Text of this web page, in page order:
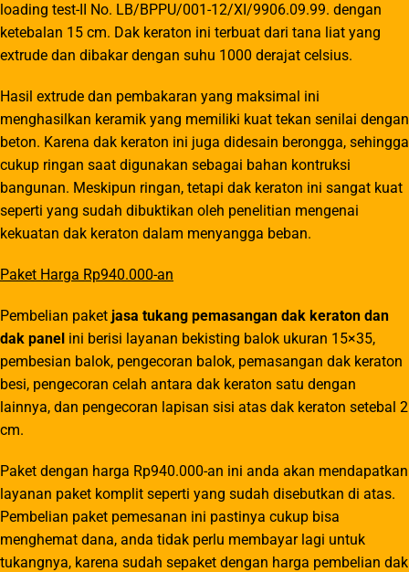
loading test-II No. LB/BPPU/001-12/XI/9906.09.99. dengan
ketebalan 15 cm. Dak keraton ini terbuat dari tana liat yang
extrude dan dibakar dengan suhu 1000 derajat celsius.
Hasil extrude dan pembakaran yang maksimal ini
menghasilkan keramik yang memiliki kuat tekan senilai dengan
beton. Karena dak keraton ini juga didesain berongga, sehingga
cukup ringan saat digunakan sebagai bahan kontruksi
bangunan. Meskipun ringan, tetapi dak keraton ini sangat kuat
seperti yang sudah dibuktikan oleh penelitian mengenai
kekuatan dak keraton dalam menyangga beban.
Paket Harga Rp940.000-an
Pembelian paket jasa tukang pemasangan dak keraton dan
dak panel ini berisi layanan bekisting balok ukuran 15×35,
pembesian balok, pengecoran balok, pemasangan dak keraton
besi, pengecoran celah antara dak keraton satu dengan
lainnya, dan pengecoran lapisan sisi atas dak keraton setebal 2
cm.
Paket dengan harga Rp940.000-an ini anda akan mendapatkan
layanan paket komplit seperti yang sudah disebutkan di atas.
Pembelian paket pemesanan ini pastinya cukup bisa
menghemat dana, anda tidak perlu membayar lagi untuk
tukangnya, karena sudah sepaket dengan harga pembelian dak